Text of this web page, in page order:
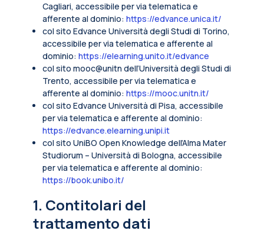
Cagliari, accessibile per via telematica e
afferente al dominio: https://edvance.unica.it/
col sito Edvance Università degli Studi di Torino,
accessibile per via telematica e afferente al
dominio: https://elearning.unito.it/edvance
col sito mooc@unitn dell’Università degli Studi di
Trento, accessibile per via telematica e
afferente al dominio: https://mooc.unitn.it/
col sito Edvance Università di Pisa, accessibile
per via telematica e afferente al dominio:
https://edvance.elearning.unipi.it
col sito UniBO Open Knowledge dell’Alma Mater
Studiorum – Università di Bologna, accessibile
per via telematica e afferente al dominio:
https://book.unibo.it/
1. Contitolari del
trattamento dati